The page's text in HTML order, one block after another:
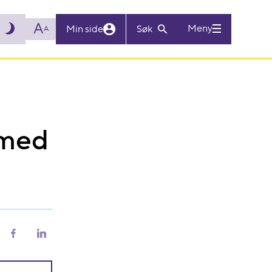
AA Min side Søk Meny
Del
Del